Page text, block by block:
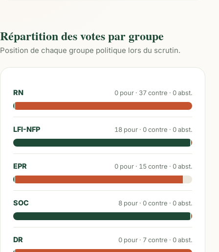
Répartition des votes par groupe
Position de chaque groupe politique lors du scrutin.
RN 0 pour · 37contre · 0abst.
LFI-NFP 18 pour · 0contre · 0abst.
EPR 0 pour · 15contre · 0abst.
SOC 8 pour · 0contre · 0abst.
DR 0 pour · 7contre · 0abst.